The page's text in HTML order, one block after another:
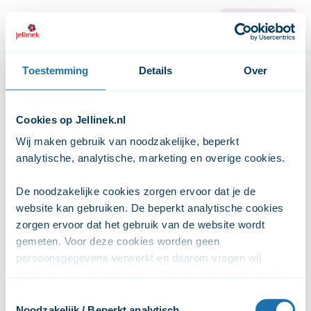
Toestemming Details Over
Cookies op Jellinek.nl
Wij maken gebruik van noodzakelijke, beperkt
analytische, analytische, marketing en overige cookies.
De noodzakelijke cookies zorgen ervoor dat je de
website kan gebruiken. De beperkt analytische cookies
zorgen ervoor dat het gebruik van de website wordt
gemeten. Voor deze cookies worden geen
persoonsgegevens verwerkt en daarom vragen wij
wordt gemeten. De marketingcookies worden gebruikt
Start de test
Zelftest Gokken 2025 Sluit
Zelftest Gokken 2025
Wil jij weten hoe risicovol jouw gokgedrag is?
Gokken kan invloed hebben op je geld, je gezondheid
deze test krijg je snel inzicht in hoe het met jouw
gokgedrag gaat.
· De test bestaat uit 9 korte vragen.